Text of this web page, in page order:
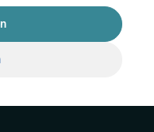
0 Read more